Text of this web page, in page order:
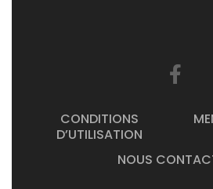
CONDITIONS
D’UTILISATION
NOUS